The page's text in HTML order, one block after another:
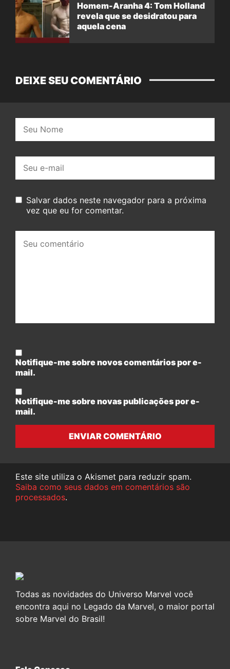
Homem-Aranha 4: Tom Holland
revela que se desidratou para
aquela cena
DEIXE SEU COMENTÁRIO
mail:
Salvar dados neste navegador para a próxima
vez que eu for comentar.
comentário:
Notifique-me sobre novos comentários por e-
mail.
Notifique-me sobre novas publicações por e-
mail.
ENVIAR COMENTÁRIO
Este site utiliza o Akismet para reduzir spam.
Saiba como seus dados em comentários são
processados.
Todas as novidades do Universo Marvel você
encontra aqui no Legado da Marvel, o maior portal
sobre Marvel do Brasil!